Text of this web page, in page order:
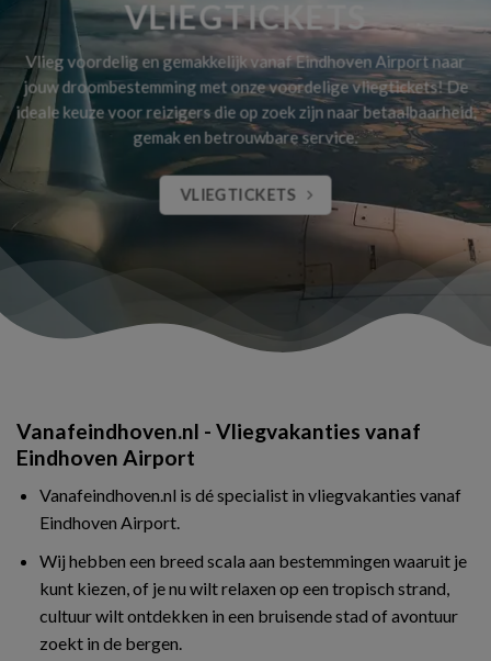
VLIEGTICKETS
Vlieg voordelig en gemakkelijk vanaf Eindhoven Airport naar
jouw droombestemming met onze voordelige vliegtickets! De
ideale keuze voor reizigers die op zoek zijn naar betaalbaarheid,
gemak en betrouwbare service.
VLIEGTICKETS
Vanafeindhoven.nl - Vliegvakanties vanaf
Eindhoven Airport
Vanafeindhoven.nl is dé specialist in vliegvakanties vanaf
Eindhoven Airport.
Wij hebben een breed scala aan bestemmingen waaruit je
kunt kiezen, of je nu wilt relaxen op een tropisch strand,
cultuur wilt ontdekken in een bruisende stad of avontuur
zoekt in de bergen.